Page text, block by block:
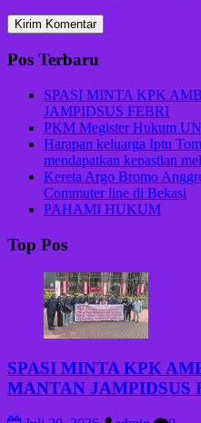
Pos Terbaru
SPASI MINTA KPK
JAMPIDSUS FEBRI
PKM Megister Hukum
Harapan keluarga Iptu
mendapatkan kepastian
Kereta Argo Bromo
Commuter line di Bekasi
PAHAMI HUKUM
Top Pos
SPASI MINTA KPK
MANTAN JAMPIDSUS